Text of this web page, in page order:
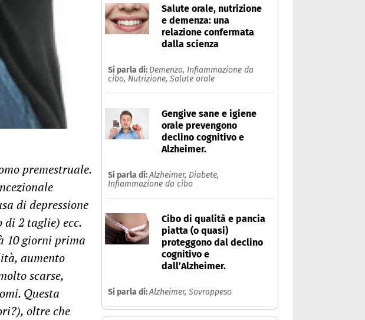
premestruale.
di depressione
di 2 taglie) ecc.
10 giorni prima
aumento
scarse,
Questa
oltre che
Salute orale, nutrizione
e demenza: una
relazione confermata
dalla scienza
Si parla di: Demenza, Infiammazione da
cibo, Nutrizione, Salute orale
Gengive sane e igiene
orale prevengono
declino cognitivo e
Alzheimer.
Si parla di:Alzheimer, Diabete,
Infiammazione da cibo
Cibo di qualità e pancia
piatta (o quasi)
proteggono dal declino
cognitivo e
dall’Alzheimer.
Si parla di:Alzheimer, Sovrappeso